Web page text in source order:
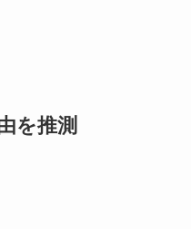
を推測